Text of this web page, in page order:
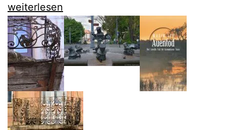
Andrzej
Duda
eskaliert
die
Spaltung
Europas
weiterlesen